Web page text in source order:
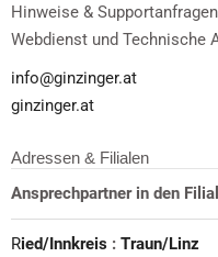
Hinweise & Supportanfragen
Webdienst und Technische
info@ginzinger.at
ginzinger.at
Adressen & Filialen
Ansprechpartner in den
Ried/Innkreis : Traun/Linz